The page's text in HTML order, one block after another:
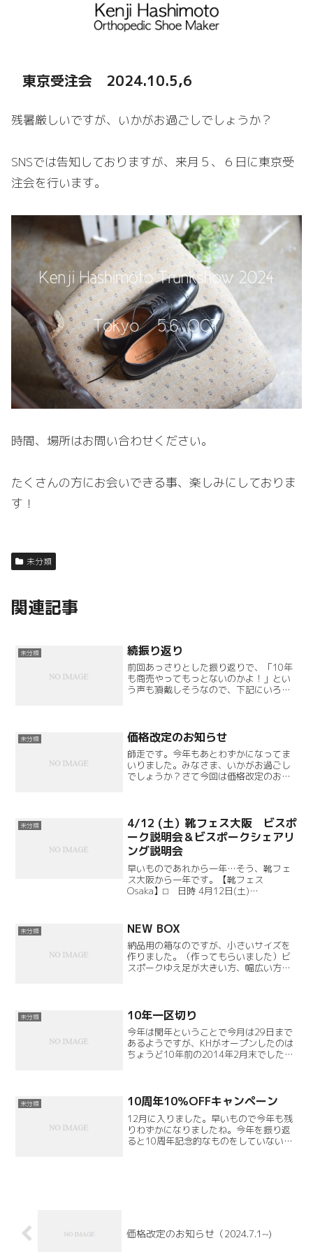
東京受注会 2024.10.5,6
残暑厳しいですが、いかがお過ごしでしょうか？
SNSでは告知しておりますが、来月５、６日に東京受
注会を行います。
時間、場所はお問い合わせください。
たくさんの方にお会いできる事、楽しみにしておりま
す！
未分類
関連記事
未分類 続振り返り
前回あっさりとした振り返りで、「10年
も商売やってもっとないのかよ！」とい
う声も頂戴しそうなので、下記にいろい
忘れていました）。結...
未分類 価格改定のお知らせ
師走です。今年もあとわずかになってま
いりました。みなさま、いかがお過ごし
でしょうか？さて今回は価格改定のお知
るためにビスポーク...
未分類
4/12 (土）靴フェス大阪 ビスポ
ーク説明会＆ビスポークシェアリ
ング説明会
早いものであれから一年…そう、靴フェ
ス大阪から一年です。【靴フェス
Osaka】⬜︎ 日時 4月12日(土)
14:30~15:30 ビスポーク説明...
未分類 NEW BOX
納品用の箱なのですが、小さいサイズを
作りました。（作ってもらいました）ビ
スポークゆえ足が大きい方、幅広い方、
には少々大き過ぎるきらい...
未分類 10年一区切り
今年は閏年ということで今月は29日まで
あるようですが、KHがオープンしたのは
ちょうど10年前の2014年2月末でした。
たり…中には...
未分類 10周年10％OFFキャンペーン
12月に入りました。早いもので今年も残
りわずかになりましたね。今年を振り返
ると10周年記念的なものをしていない事
価格改定のお知らせ（2024.7.1~)